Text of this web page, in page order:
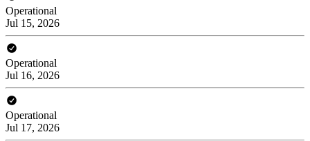
Operational
Jul 15, 2026
Operational
Jul 16, 2026
Operational
Jul 17, 2026